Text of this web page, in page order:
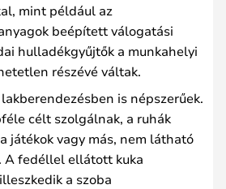
mint például az
beépített válogatási
hulladékgyűjtők a munkahelyi
részévé váltak.
is népszerűek.
célt szolgálnak, a ruhák
játékok vagy más, nem látható
A fedéllel ellátott kuka
a szoba